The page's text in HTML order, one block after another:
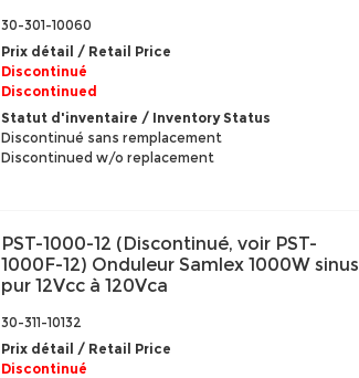
30-301-10060
Prix détail / Retail Price
Discontinué
Discontinued
Statut d'inventaire / Inventory Status
Discontinué sans remplacement
Discontinued w/o replacement
PST-1000-12 (Discontinué, voir PST-
1000F-12) Onduleur Samlex 1000W sinus
pur 12Vcc à 120Vca
30-311-10132
Prix détail / Retail Price
Discontinué